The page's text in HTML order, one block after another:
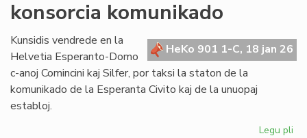
konsorcia komunikado
HeKo 901 1-C, 18 jan 26
Kunsidis vendrede en la
Helvetia Esperanto-Domo
c-anoj Comincini kaj Silfer, por taksi la staton de la
komunikado de la Esperanta Civito kaj de la unuopaj
establoj.
Legu pli